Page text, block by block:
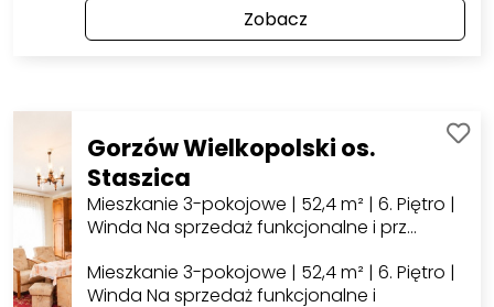
Zobacz
Gorzów Wielkopolski os.
Staszica
Mieszkanie 3-pokojowe | 52,4 m² | 6. Piętro |
Winda Na sprzedaż funkcjonalne i prz…
Mieszkanie 3-pokojowe | 52,4 m² | 6. Piętro |
Winda Na sprzedaż funkcjonalne i